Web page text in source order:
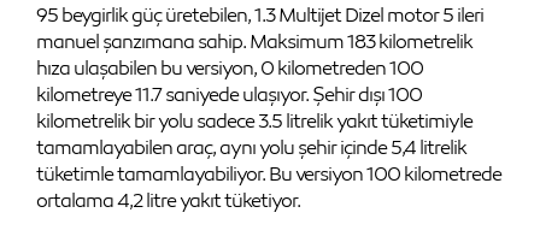
95 beygirlik güç üretebilen, 1.3 Multijet Dizel motor 5 ileri
manuel şanzımana sahip. Maksimum 183 kilometrelik
hıza ulaşabilen bu versiyon, 0 kilometreden 100
kilometreye 11.7 saniyede ulaşıyor. Şehir dışı 100
kilometrelik bir yolu sadece 3.5 litrelik yakıt tüketimiyle
tamamlayabilen araç, aynı yolu şehir içinde 5,4 litrelik
tüketimle tamamlayabiliyor. Bu versiyon 100 kilometrede
ortalama 4,2 litre yakıt tüketiyor.